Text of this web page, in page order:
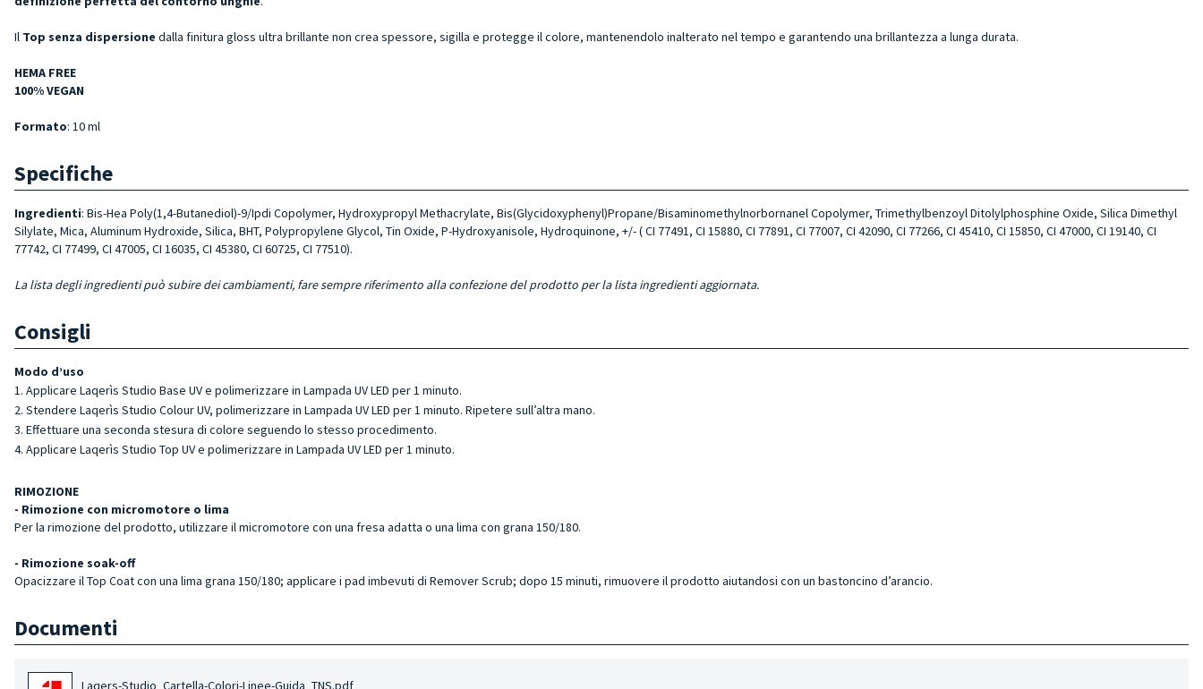
Il Top senza dispersione dalla finitura gloss ultra brillante non crea spessore, sigilla e protegge il colore, mantenendolo inalterato nel tempo e garantendo una brillantezza a lunga durata.
HEMA FREE
100% VEGAN
Formato: 10 ml
Specifiche
Ingredienti: Bis-Hea Poly(1,4-Butanediol)-9/Ipdi Copolymer, Hydroxypropyl Methacrylate, Bis(Glycidoxyphenyl)Propane/Bisaminomethylnorbornanel Copolymer, Trimethylbenzoyl Ditolylphosphine Oxide, Silica Dimethyl
Silylate, Mica, Aluminum Hydroxide, Silica, BHT, Polypropylene Glycol, Tin Oxide, P-Hydroxyanisole, Hydroquinone, +/- ( CI 77491, CI 15880, CI 77891, CI 77007, CI 42090, CI 77266, CI 45410, CI 15850, CI 47000, CI 19140, CI
77742, CI 77499, CI 47005, CI 16035, CI 45380, CI 60725, CI 77510).
La lista degli ingredienti può subire dei cambiamenti, fare sempre riferimento alla confezione del prodotto per la lista ingredienti aggiornata.
Consigli
Modo d’uso
Applicare Laqerìs Studio Base UV e polimerizzare in Lampada UV LED per 1 minuto.
Stendere Laqerìs Studio Colour UV, polimerizzare in Lampada UV LED per 1 minuto. Ripetere sull’altra mano.
Effettuare una seconda stesura di colore seguendo lo stesso procedimento.
Applicare Laqerìs Studio Top UV e polimerizzare in Lampada UV LED per 1 minuto.
RIMOZIONE
- Rimozione con micromotore o lima
Per la rimozione del prodotto, utilizzare il micromotore con una fresa adatta o una lima con grana 150/180.
- Rimozione soak-off
Opacizzare il Top Coat con una lima grana 150/180; applicare i pad imbevuti di Remover Scrub; dopo 15 minuti, rimuovere il prodotto aiutandosi con un bastoncino d’arancio.
Documenti
Laqers-Studio_Cartella-Colori-Linee-Guida_TNS.pdf